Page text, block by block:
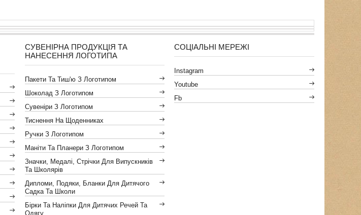
СУВЕНІРНА ПРОДУКЦІЯ ТА
НАНЕСЕННЯ ЛОГОТИПА
Пакети Та Тиш'ю З Логотипом
Шоколад З Логотипом
Сувеніри З Логотипом
Тиснення На Щоденниках
Ручки З Логотипом
Маніти Та Планери З Логотипом
Значки, Медалі, Стрічки Для Випускників
Та Школярів
Дипломи, Подяки, Бланки Для Дитячого
Садка Та Школи
Бірки Та Наліпки Для Дитячих Речей Та
Одягу
СОЦІАЛЬНІ МЕРЕЖІ
Instagram
Youtube
Fb